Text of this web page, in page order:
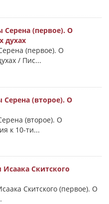
Серена (первое). О
духах
(первое). О
/ Пис...
Серена (второе). О
(второе). О
к 10-ти...
Скитского
Скитского (первое). О